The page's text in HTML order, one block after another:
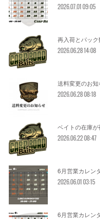
2026.07.01 09:05
再入荷とパッ
2026.06.28 14:08
送料変更のお
2026.06.28 08:18
ベイトの在庫
2026.06.22 08:47
6月営業カレン
2026.06.01 03:15
6月営業カレン